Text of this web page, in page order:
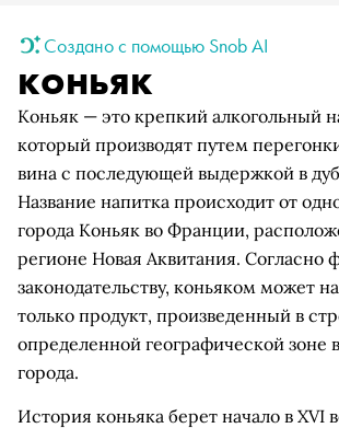
Создано с помощью Snob AI
коньяк
Коньяк — это крепкий алкогольный
который производят путем
вина с последующей выдержкой в
Название напитка происходит от
города Коньяк во Франции,
регионе Новая Аквитания. Согласно
законодательству, коньяком может
только продукт, произведенный в
определенной географической зоне
города.
История коньяка берет начало в XVI